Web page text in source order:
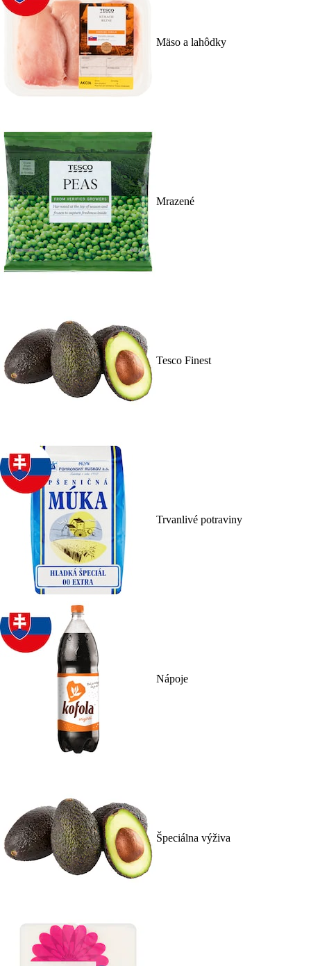
Mäso a lahôdky
Mrazené
Tesco Finest
Trvanlivé potraviny
Nápoje
Špeciálna výživa